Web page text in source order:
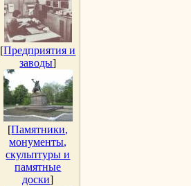
[Предприятия и
заводы]
[Памятники,
монументы,
скульптуры и
памятные
доски]